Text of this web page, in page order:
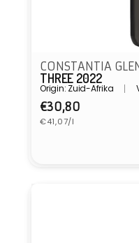
CONSTANTIA
THREE 2022
Origin: Zuid-Afrika
Normale
prijs
€30,80
Eenheidsprijs
€41,07/l